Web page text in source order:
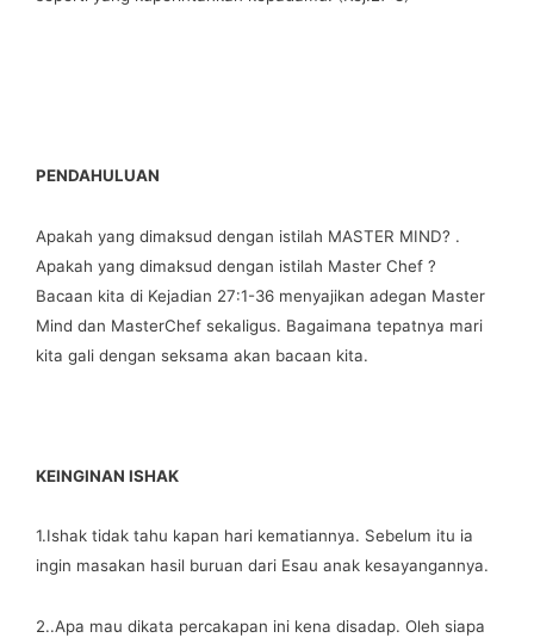
PENDAHULUAN
Apakah yang dimaksud dengan istilah MASTER MIND? .
Apakah yang dimaksud dengan istilah Master Chef ?
Bacaan kita di Kejadian 27:1-36 menyajikan adegan Master
Mind dan MasterChef sekaligus. Bagaimana tepatnya mari
kita gali dengan seksama akan bacaan kita.
KEINGINAN ISHAK
1.Ishak tidak tahu kapan hari kematiannya. Sebelum itu ia
ingin masakan hasil buruan dari Esau anak kesayangannya.
2..Apa mau dikata percakapan ini kena disadap. Oleh siapa